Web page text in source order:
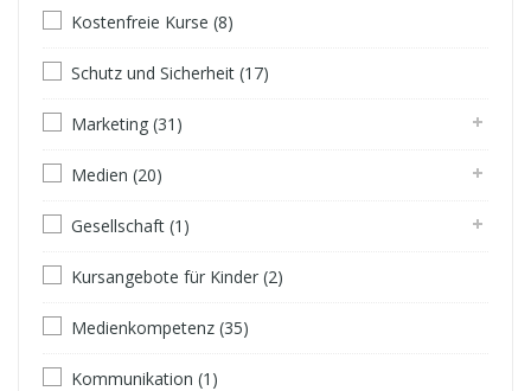
Kostenfreie Kurse (8)
Schutz und Sicherheit (17)
Marketing (31)
Medien (20)
Gesellschaft (1)
Kursangebote für Kinder (2)
Medienkompetenz (35)
Kommunikation (1)